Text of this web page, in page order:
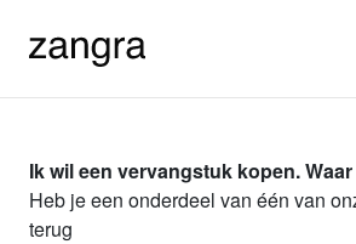
Ik wil een vervangstuk kopen.
Heb je een onderdeel van één van
terug